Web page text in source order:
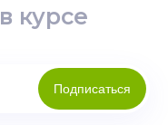
курсе
Подписаться